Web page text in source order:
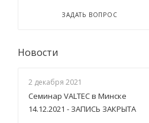
ЗАДАТЬ ВОПРОС
Новости
2 декабря 2021
Семинар VALTEC в Минске
14.12.2021 - ЗАПИСЬ ЗАКРЫТА